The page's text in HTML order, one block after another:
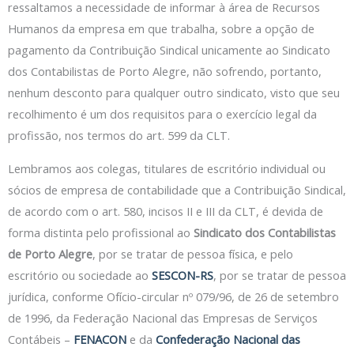
ressaltamos a necessidade de informar à área de Recursos
Humanos da empresa em que trabalha, sobre a opção de
pagamento da Contribuição Sindical unicamente ao Sindicato
dos Contabilistas de Porto Alegre, não sofrendo, portanto,
nenhum desconto para qualquer outro sindicato, visto que seu
recolhimento é um dos requisitos para o exercício legal da
profissão, nos termos do art. 599 da CLT.
Lembramos aos colegas, titulares de escritório individual ou
sócios de empresa de contabilidade que a Contribuição Sindical,
de acordo com o art. 580, incisos II e III da CLT, é devida de
forma distinta pelo profissional ao Sindicato dos Contabilistas
de Porto Alegre, por se tratar de pessoa física, e pelo
escritório ou sociedade ao SESCON-RS, por se tratar de pessoa
jurídica, conforme Ofício-circular nº 079/96, de 26 de setembro
de 1996, da Federação Nacional das Empresas de Serviços
Contábeis – FENACON e da Confederação Nacional das